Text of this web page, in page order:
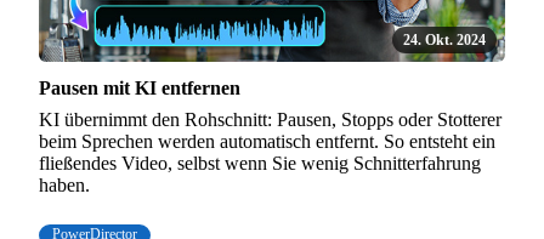
24. Okt. 2024
Pausen mit KI entfernen
KI übernimmt den Rohschnitt: Pausen, Stopps oder Stotterer
beim Sprechen werden automatisch entfernt. So entsteht ein
fließendes Video, selbst wenn Sie wenig Schnitterfahrung
haben.
PowerDirector